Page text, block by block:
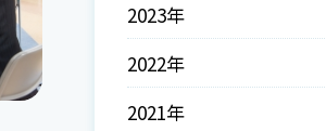
2023年
2022年
2021年